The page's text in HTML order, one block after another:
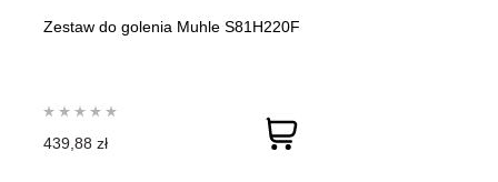
Zestaw do golenia Muhle S81H220F
439,88 zł